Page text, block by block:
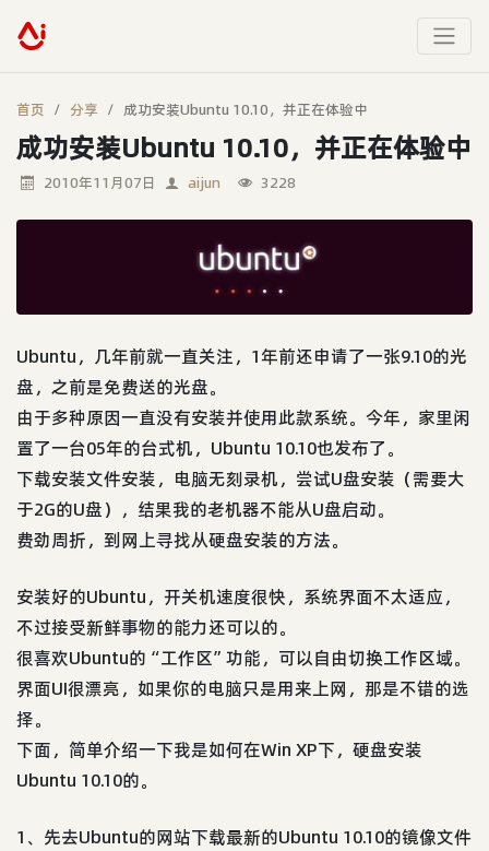
首页 分享 成功安装Ubuntu 10.10，并正在体验中
成功安装Ubuntu 10.10，并正在体验中
2010年11月07日 aijun 3228
Ubuntu，几年前就一直关注，1年前还申请了一张9.10的光
盘，之前是免费送的光盘。
由于多种原因一直没有安装并使用此款系统。今年，家里闲
置了一台05年的台式机，Ubuntu 10.10也发布了。
下载安装文件安装，电脑无刻录机，尝试U盘安装（需要大
于2G的U盘），结果我的老机器不能从U盘启动。
费劲周折，到网上寻找从硬盘安装的方法。
安装好的Ubuntu，开关机速度很快，系统界面不太适应，
不过接受新鲜事物的能力还可以的。
很喜欢Ubuntu的“工作区”功能，可以自由切换工作区域。
界面UI很漂亮，如果你的电脑只是用来上网，那是不错的选
择。
下面，简单介绍一下我是如何在Win XP下，硬盘安装
Ubuntu 10.10的。
1、先去Ubuntu的网站下载最新的Ubuntu 10.10的镜像文件